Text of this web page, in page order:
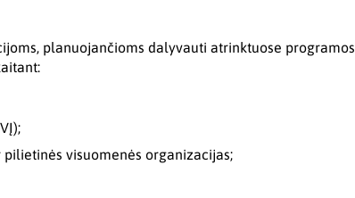
planuojančioms dalyvauti atrinktuose programos
visuomenės organizacijas;